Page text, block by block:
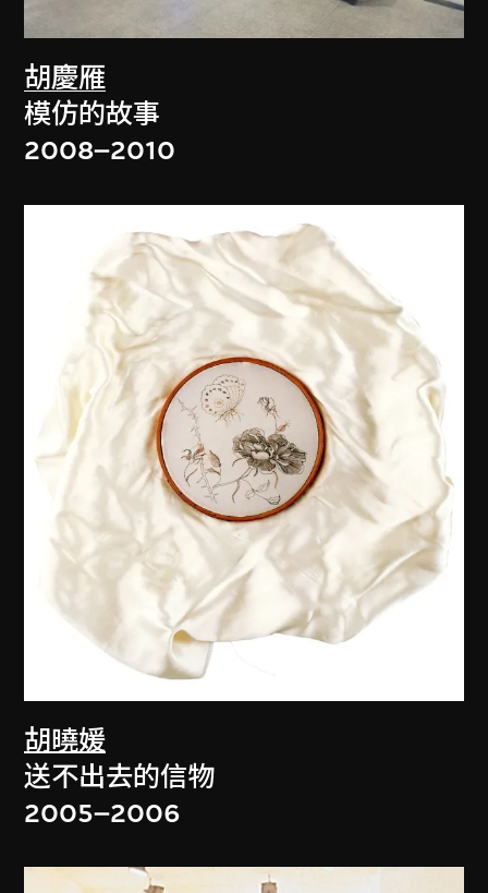
胡慶雁
模仿的故事
2008–2010
胡曉媛
送不出去的信物
2005–2006